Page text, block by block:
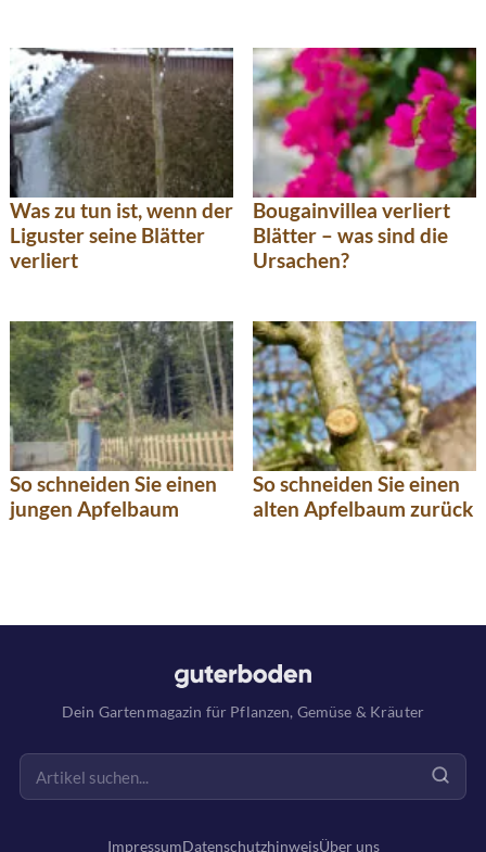
Was zu tun ist, wenn der
Liguster seine Blätter
verliert
Bougainvillea verliert
Blätter – was sind die
Ursachen?
So schneiden Sie einen
jungen Apfelbaum
So schneiden Sie einen
alten Apfelbaum zurück
Dein Gartenmagazin für Pflanzen, Gemüse & Kräuter
ImpressumDatenschutzhinweisÜber uns